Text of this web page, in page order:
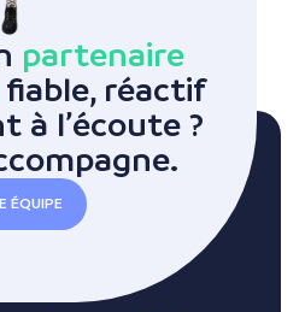
partenaire
fiable, réactif
à l’écoute ?
ÉQUIPE